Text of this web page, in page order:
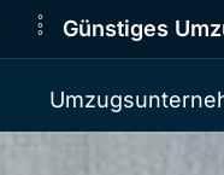
Günstiges